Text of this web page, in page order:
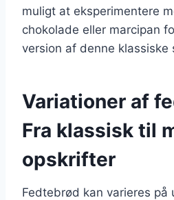
muligt at eksperimentere
chokolade eller marcipan
version af denne klassiske
Variationer af
Fra klassisk til
opskrifter
Fedtebrød kan varieres på